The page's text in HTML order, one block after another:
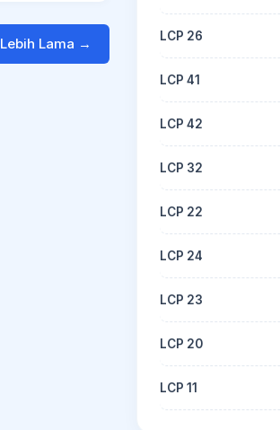
Lebih Lama → LCP 26
LCP 41
LCP 42
LCP 32
LCP 22
LCP 24
LCP 23
LCP 20
LCP 11